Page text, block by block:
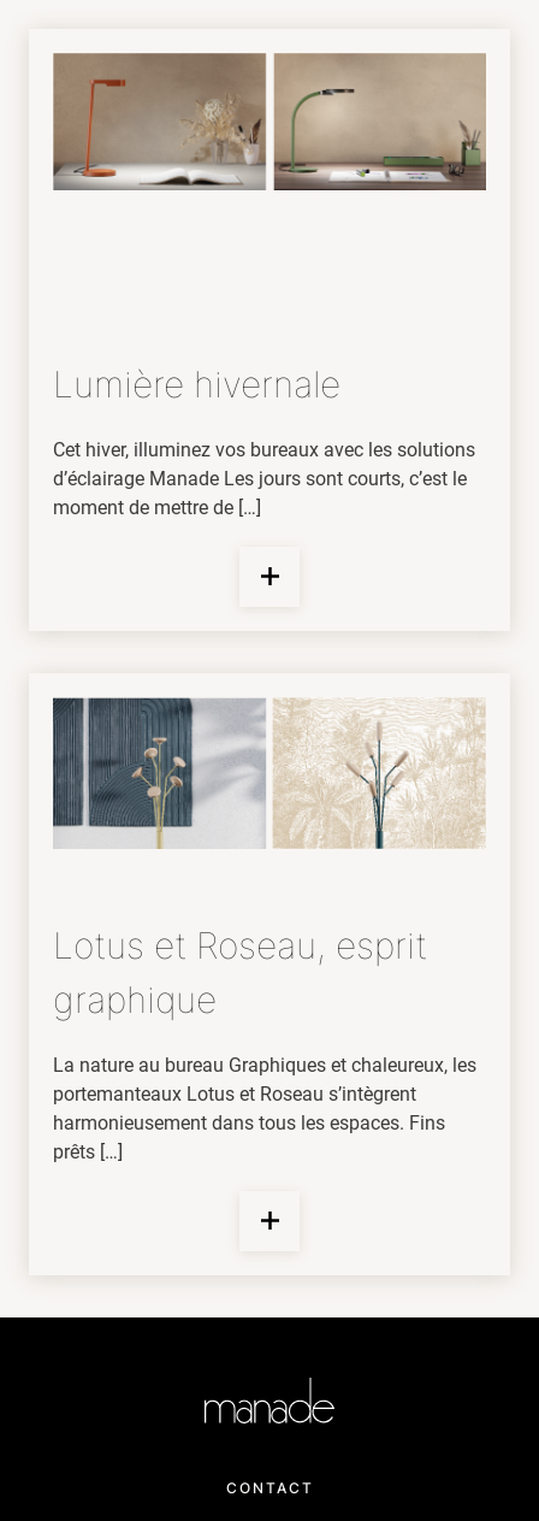
Lumière hivernale
Cet hiver, illuminez vos bureaux avec les solutions
d’éclairage Manade Les jours sont courts, c’est le
moment de mettre de […]
Lotus et Roseau, esprit
graphique
La nature au bureau Graphiques et chaleureux, les
portemanteaux Lotus et Roseau s’intègrent
harmonieusement dans tous les espaces. Fins
prêts […]
CONTACT